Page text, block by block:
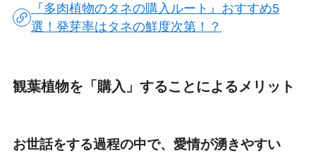
『多肉植物のタネの購入ルート』おすすめ5
選！発芽率はタネの鮮度次第！？
観葉植物を「購入」することによるメリット
お世話をする過程の中で、愛情が湧きやすい